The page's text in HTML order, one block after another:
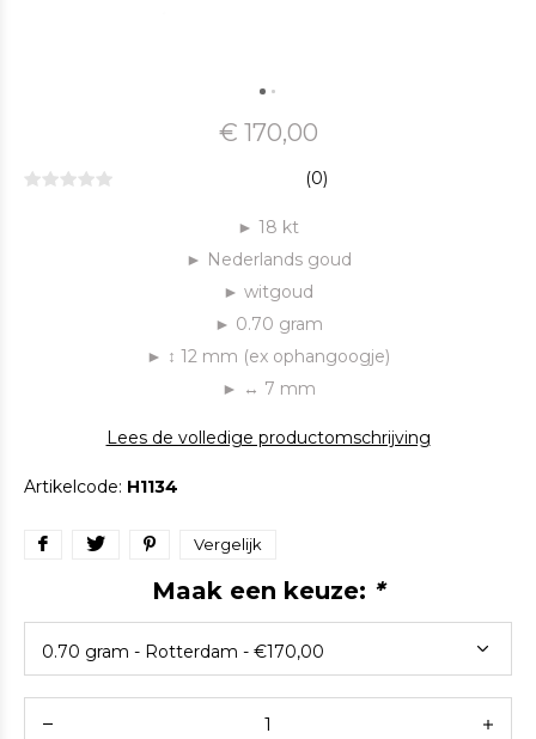
€ 170,00
(0)
► 18 kt
► Nederlands goud
► witgoud
► 0.70 gram
► ↕ 12 ​mm (ex ophangoogje)
► ↔ 7 mm
Lees de volledige productomschrijving
Artikelcode: H1134
Vergelijk
Maak een keuze: *